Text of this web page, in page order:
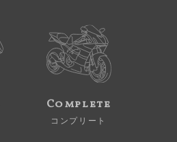
Complete
コンプリート